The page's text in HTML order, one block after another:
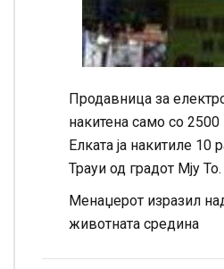
Продавница за
накитена само со
Елката ја накитиле
Трауи од градот Мју То.
Менаџерот изразил
животната средина